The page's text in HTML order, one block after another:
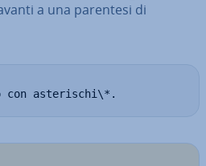
a una parentesi di
con asterischi\*.